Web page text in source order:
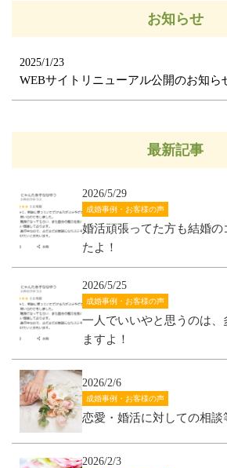
お知らせ
2025/1/23
WEBサイトリニューアル公開のお知ら
最新記事
2026/5/29
成婚事例・お客様の声
婚活頑張ってた方も結婚の
たよ！
2026/5/25
成婚事例・お客様の声
一人でいいやと思うのは、
ますよ！
2026/2/6
成婚事例・お客様の声
恋愛・婚活に対しての相談
2026/2/3